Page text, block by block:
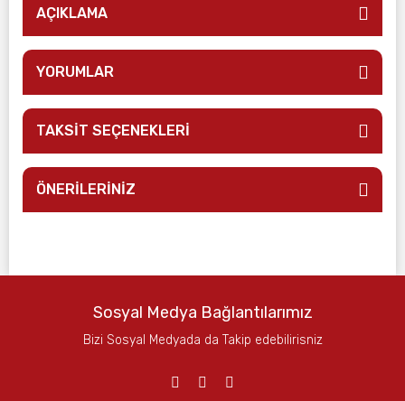
AÇIKLAMA
YORUMLAR
TAKSİT SEÇENEKLERİ
ÖNERİLERİNİZ
Sosyal Medya Bağlantılarımız
Bizi Sosyal Medyada da Takip edebilirisniz